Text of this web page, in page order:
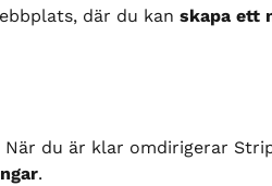
där du kan skapa ett
När du är klar omdirigerar
.